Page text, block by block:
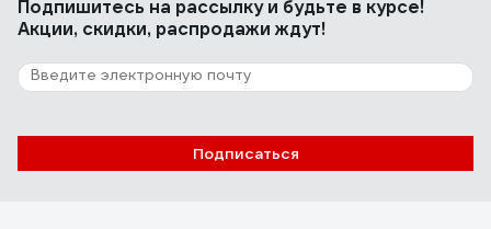
Подпишитесь на рассылкуи будьте в курсе!
Акции, скидки, распродажи ждут!
Подписаться